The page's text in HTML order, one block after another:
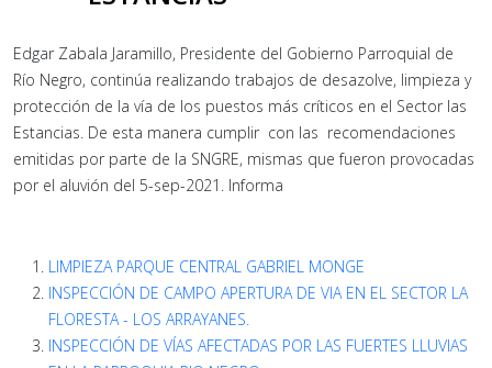
Edgar Zabala Jaramillo, Presidente del Gobierno Parroquial de
Río Negro, continúa realizando trabajos de desazolve, limpieza y
protección de la vía de los puestos más críticos en el Sector las
Estancias. De esta manera cumplir con las recomendaciones
emitidas por parte de la SNGRE, mismas que fueron provocadas
por el aluvión del 5-sep-2021. Informa
LIMPIEZA PARQUE CENTRAL GABRIEL MONGE
INSPECCIÓN DE CAMPO APERTURA DE VIA EN EL SECTOR LA
FLORESTA - LOS ARRAYANES.
INSPECCIÓN DE VÍAS AFECTADAS POR LAS FUERTES LLUVIAS